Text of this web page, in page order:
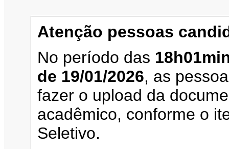
Atenção pessoas
No período das
de 19/01/2026, as
fazer o upload da
acadêmico, conforme o
Seletivo.